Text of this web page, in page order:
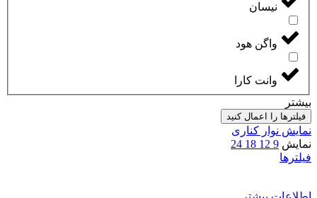
نیسان
واگن هود
وانت کارا
بیشتر
فیلترها را اعمال کنید
نمایش نوار کناری
نمایش 9
12
18
24
فیلترها